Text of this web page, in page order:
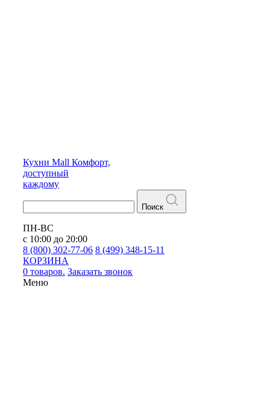
Кухни Mall Комфорт,
доступный
каждому
Поиск
ПН-ВС
с 10:00 до 20:00
8 (800) 302-77-06 8 (499) 348-15-11
КОРЗИНА
0 товаров. Заказать звонок
Меню